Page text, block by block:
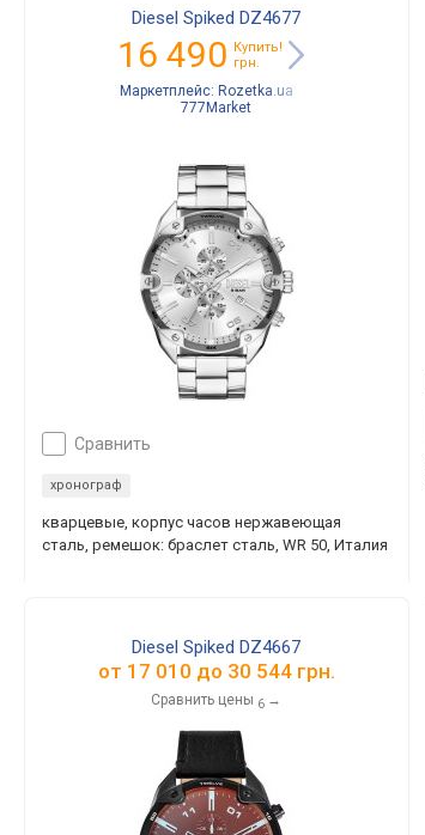
Diesel Spiked DZ4677
16 490 Купить!
грн.
Маркетплейс: Rozetka.ua
777Market
сравнить
хронограф
кварцевые, корпус часов нержавеющая
сталь, ремешок: браслет сталь, WR 50, Италия
Diesel Spiked DZ4667
от 17 010 до 30 544грн.
Сравнить цены 6 →